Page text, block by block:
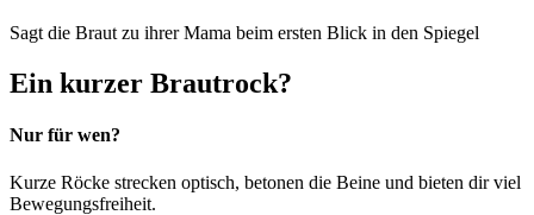
Sagt die Braut zu ihrer Mama beim ersten Blick in den Spiegel
Ein kurzer Brautrock?
Nur für wen?
Kurze Röcke strecken optisch, betonen die Beine und bieten dir viel
Bewegungsfreiheit.